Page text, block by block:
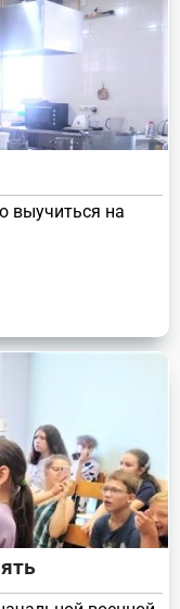
выучиться на